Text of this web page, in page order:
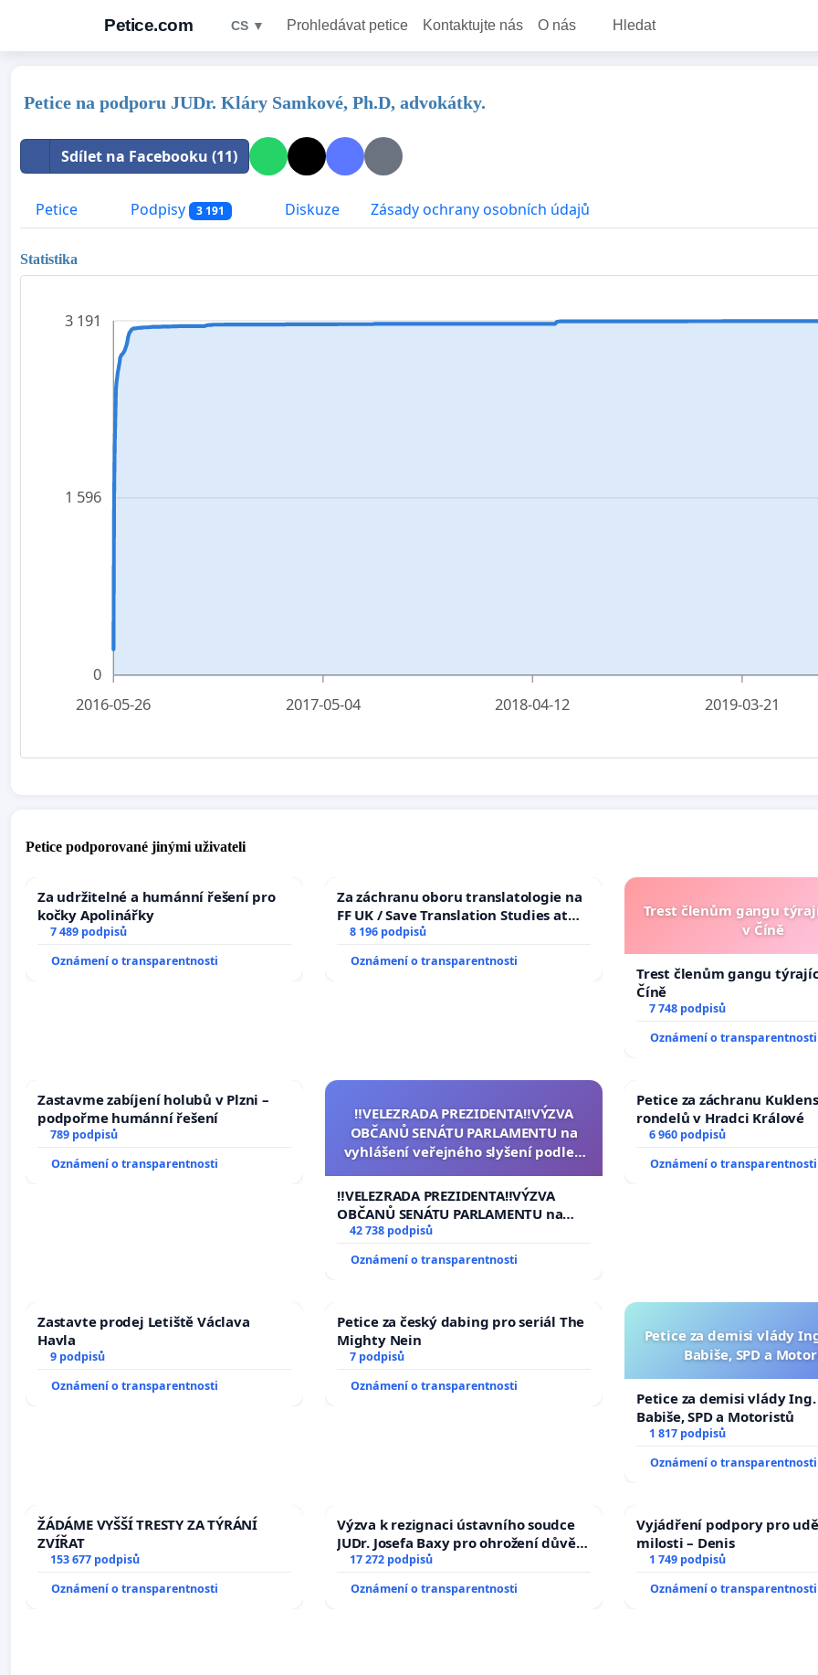
Petice.com CS ▼ Prohledávat petice Kontaktujte nás O nás Hledat
Petice na podporu JUDr. Kláry Samkové, Ph.D, advokátky.
Sdílet na Facebooku (11)
Petice Podpisy 3 191 Diskuze Zásady ochrany osobních údajů
Statistika
0
1 596
3 191
2016-05-26 2017-05-04 2018-04-12 2019-03-21
Petice podporované jinými uživateli
Za udržitelné a humánní řešení pro
kočky Apolinářky
7 489 podpisů
Oznámení o transparentnosti
Za záchranu oboru translatologie na
FF UK / Save Translation Studies at
the Faculty of Arts, Charles
University
8 196 podpisů
Oznámení o transparentnosti
Trest členům gangu
v Číně
Trest členům gangu
Číně
7 748 podpisů
Oznámení o transparentnosti
Zastavme zabíjení holubů v Plzni –
podpořme humánní řešení
789 podpisů
Oznámení o transparentnosti
‼️VELEZRADA PREZIDENTA‼️VÝZVA
OBČANŮ SENÁTU PARLAMENTU na
vyhlášení veřejného slyšení podle §
na přijetí usnesení k podání ústavní
žaloby na prezidenta republiky
‼️VELEZRADA PREZIDENTA‼️VÝZVA
OBČANŮ SENÁTU PARLAMENTU na
vyhlášení veřejného slyšení podle §
144 jednacího řádu Senátu k návrhu
na přijetí usnesení k podání ústavní
42 738 podpisů
Oznámení o transparentnosti
Petice za záchranu
rondelů v Hradci Králové
6 960 podpisů
Oznámení o transparentnosti
Zastavte prodej Letiště Václava
Havla
9 podpisů
Oznámení o transparentnosti
Petice za český dabing pro seriál The
Mighty Nein
7 podpisů
Oznámení o transparentnosti
Petice za demisi vlády
Babiše, SPD a
Petice za demisi vlády
Babiše, SPD a Motoristů
1 817 podpisů
Oznámení o transparentnosti
ŽÁDÁME VYŠŠÍ TRESTY ZA TÝRÁNÍ
ZVÍŘAT
153 677 podpisů
Oznámení o transparentnosti
Výzva k rezignaci ústavního soudce
JUDr. Josefa Baxy pro ohrožení důvěry
ve spravedlivý proces
17 272 podpisů
Oznámení o transparentnosti
Vyjádření podpory pro
milosti – Denis
1 749 podpisů
Oznámení o transparentnosti